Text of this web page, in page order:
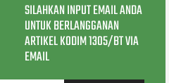
SILAHKAN INPUT EMAIL ANDA
UNTUK BERLANGGANAN
ARTIKEL KODIM 1305/BT VIA
EMAIL